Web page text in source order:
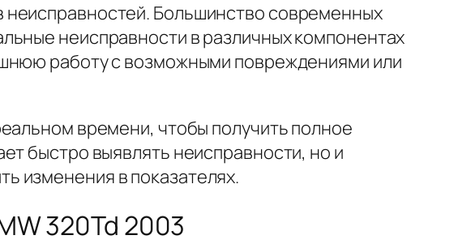
Большинство современных
неисправности в различных компонентах
работу с возможными повреждениями или
времени, чтобы получить полное
быстро выявлять неисправности, но и
изменения в показателях.
320Td 2003